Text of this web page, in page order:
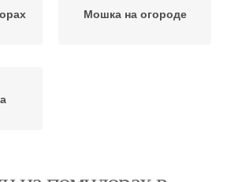
Мошка на огороде